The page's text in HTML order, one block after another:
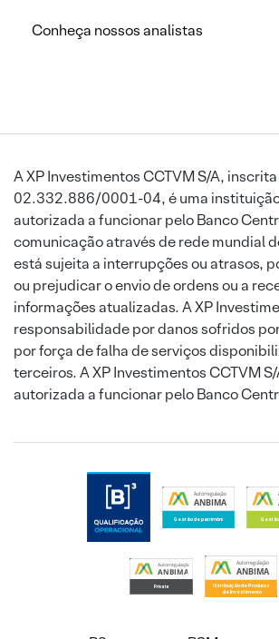
Conheça nossos analistas
A XP Investimentos CCTVM S/A, inscrita
02.332.886/0001-04, é uma
autorizada a funcionar pelo Banco
comunicação através de rede mundial
está sujeita a interrupções ou atrasos,
ou prejudicar o envio de ordens ou a
informações atualizadas. A XP
responsabilidade por danos sofridos
por força de falha de serviços
terceiros. A XP Investimentos CCTVM
autorizada a funcionar pelo Banco